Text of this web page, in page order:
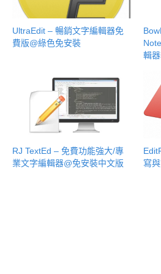
UltraEdit – 暢銷文字編輯器免
費版@綠色免安裝
輯
RJ TextEd – 免費功能強大/專
業文字編輯器@免安裝中文版
寫